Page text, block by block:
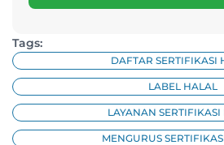
Tags:
DAFTAR SERTIFIKASI
LABEL HALAL
LAYANAN
MENGURUS